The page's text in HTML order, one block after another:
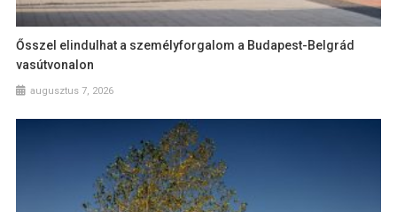
Ősszel elindulhat a személyforgalom a Budapest-Belgrád
vasútvonalon
augusztus 7, 2026